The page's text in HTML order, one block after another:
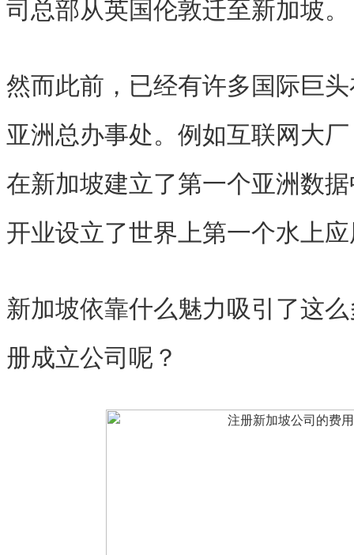
司总部从英国伦敦迁至新加坡。
然而此前，已经有许多国际巨
亚洲总办事处。例如互联网大
在新加坡建立了第一个亚洲数
开业设立了世界上第一个水上
新加坡依靠什么魅力吸引了这
册成立公司呢？